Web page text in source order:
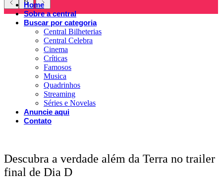
Home
Sobre a central
Buscar por categoria
Central Bilheterias
Central Celebra
Cinema
Críticas
Famosos
Musica
Quadrinhos
Streaming
Séries e Novelas
Anuncie aqui
Contato
Descubra a verdade além da Terra no trailer
final de Dia D